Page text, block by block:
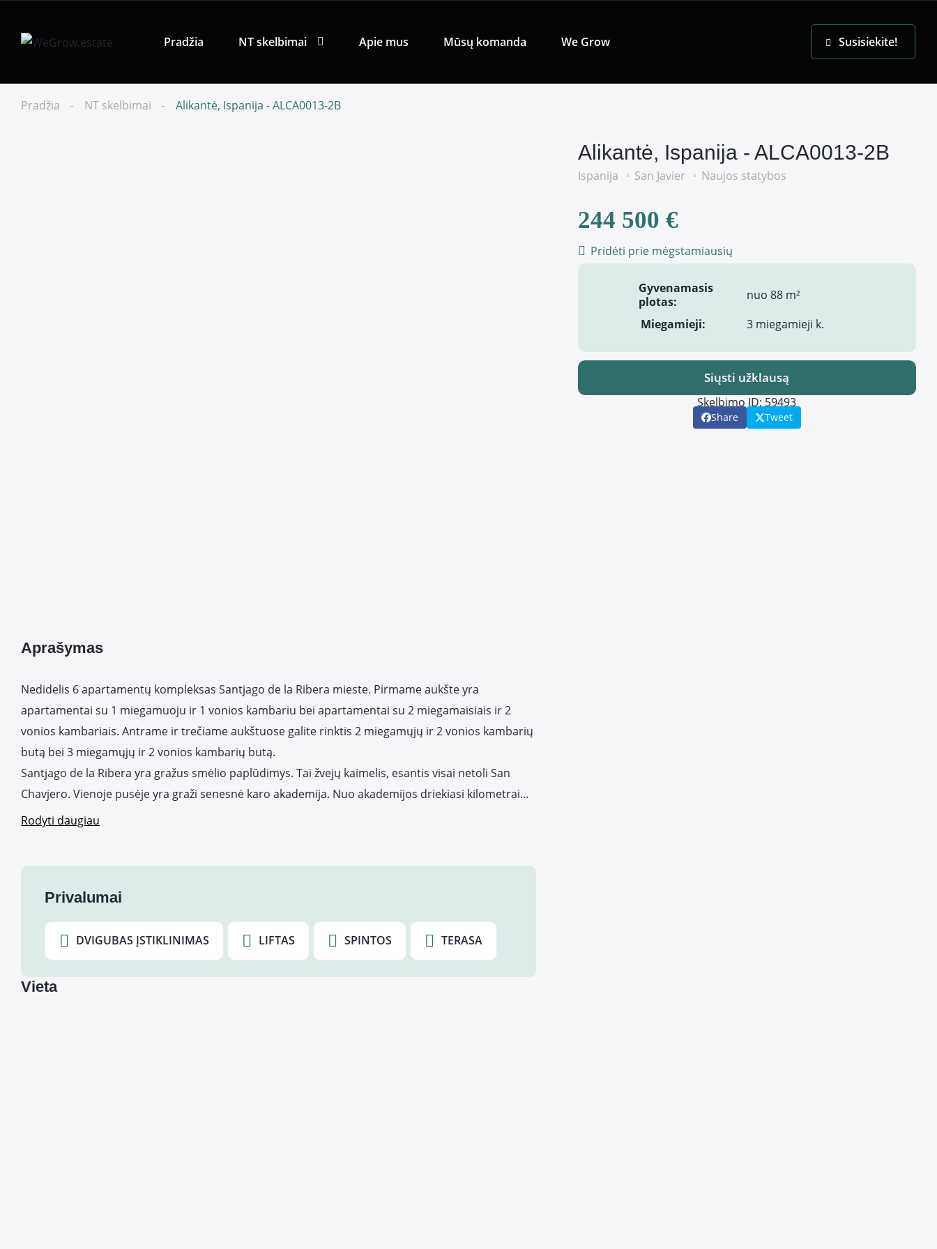
Pradžia NT skelbimai Apie mus Mūsų komanda We Grow Susisiekite!
Pradžia NT skelbimai Alikantė, Ispanija - ALCA0013-2B
Aprašymas
Nedidelis 6 apartamentų kompleksas Santjago de la Ribera mieste. Pirmame aukšte yra
apartamentai su 1 miegamuoju ir 1 vonios kambariu bei apartamentai su 2 miegamaisiais ir 2
vonios kambariais. Antrame ir trečiame aukštuose galite rinktis 2 miegamųjų ir 2 vonios kambarių
butą bei 3 miegamųjų ir 2 vonios kambarių butą.
Santjago de la Ribera yra gražus smėlio paplūdimys. Tai žvejų kaimelis, esantis visai netoli San
Chavjero. Vienoje pusėje yra graži senesnė karo akademija. Nuo akademijos driekiasi kilometrai…
Rodyti daugiau
Privalumai
DVIGUBAS ĮSTIKLINIMAS LIFTAS SPINTOS TERASA
Vieta
Alikantė, Ispanija - ALCA0013-2B
Ispanija San Javier Naujos statybos
244 500 €
Pridėti prie mėgstamiausių
Gyvenamasis
plotas:
nuo 88 m²
Miegamieji:
3 miegamieji k.
Siųsti užklausą
Skelbimo ID: 59493
Share Tweet